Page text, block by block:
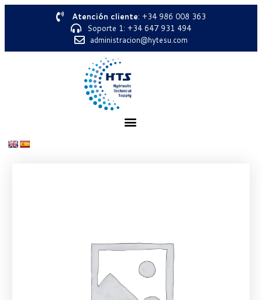
Atención cliente: +34 986 008 363
Soporte 1: +34 647 931 494
administracion@hytesu.com